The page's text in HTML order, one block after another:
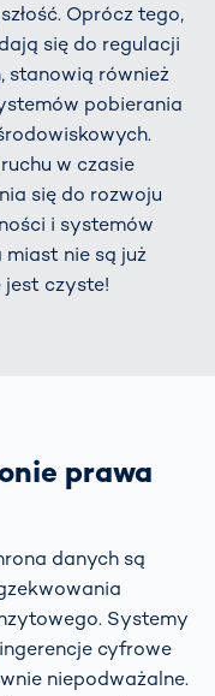
Oprócz tego,
się do regulacji
stanowią również
pobierania
w czasie
się do rozwoju
i systemów
nie są już
jest czyste!
prawa
danych są
Systemy
cyfrowe
niepodważalne.